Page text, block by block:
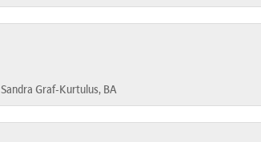
Sandra Graf-Kurtulus, BA